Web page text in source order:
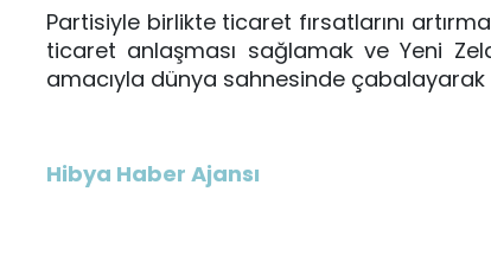
Partisiyle birlikte ticaret fırsatlarını
ticaret anlaşması sağlamak ve Yeni
amacıyla dünya sahnesinde
Hibya Haber Ajansı